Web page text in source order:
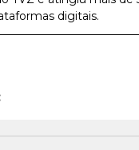
digitais.